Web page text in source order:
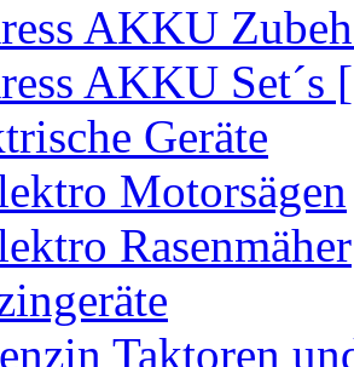
AKKU
AKKU Set´s
Geräte
Motorsägen
Rasenmäher
Taktoren